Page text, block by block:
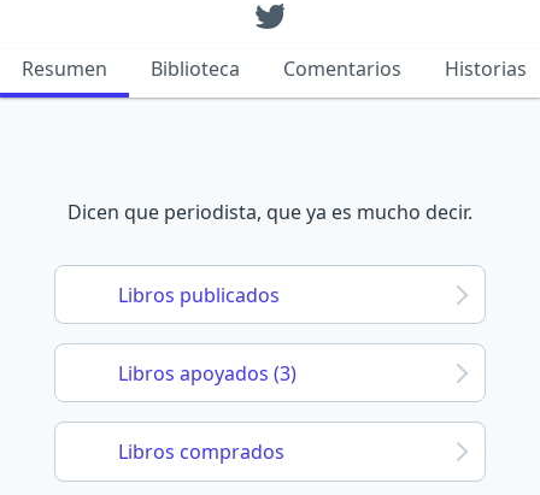
Resumen Biblioteca Comentarios Historias
Dicen que periodista, que ya es mucho decir.
Libros publicados
Libros apoyados (3)
Libros comprados